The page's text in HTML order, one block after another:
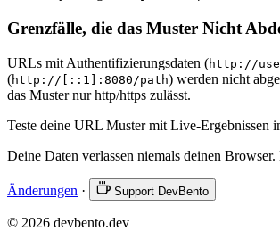
Grenzfälle, die das Muster Nicht
URLs mit Authentifizierungsdaten (http://
(http://[::1]:8080/path) werden nicht
das Muster nur http/https zulässt.
Teste deine URL Muster mit Live-Ergebnissen
Deine Daten verlassen niemals deinen
Änderungen · Support DevBento
© 2026 devbento.dev